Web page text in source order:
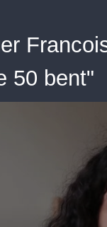
50 bent"